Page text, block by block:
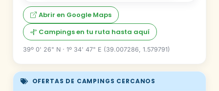
Abrir en Google Maps
Campings en tu ruta hasta aquí
39º 0' 26" N · 1º 34' 47" E (39.007286, 1.579791)
OFERTAS DE CAMPINGS CERCANOS